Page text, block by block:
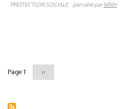
PROTECTION SOCIALE parrainé parMNH
Page 1
Page
››